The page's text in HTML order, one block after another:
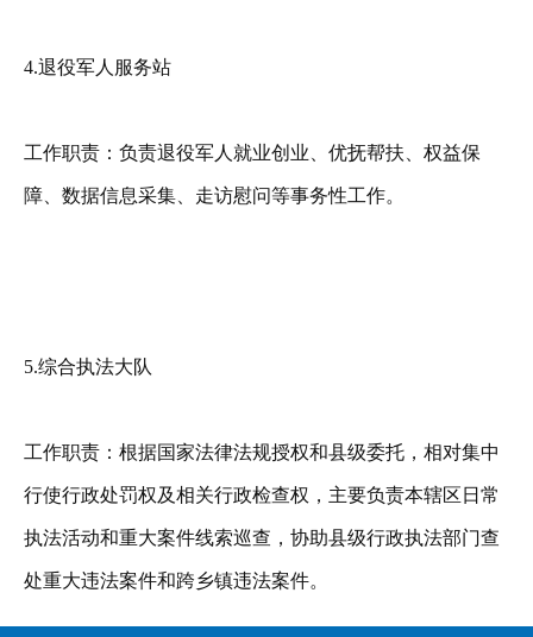
4.退役军人服务站
工作职责：负责退役军人就业创业、优抚帮扶、权益保
障、数据信息采集、走访慰问等事务性工作。
5.综合执法大队
工作职责：根据国家法律法规授权和县级委托，相对集中
行使行政处罚权及相关行政检查权，主要负责本辖区日常
执法活动和重大案件线索巡查，协助县级行政执法部门查
处重大违法案件和跨乡镇违法案件。